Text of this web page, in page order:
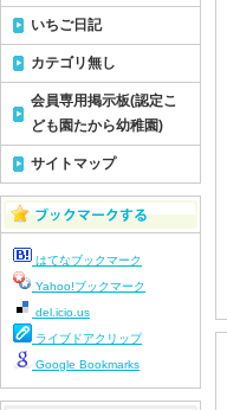
いちご日記
カテゴリ無し
会員専用掲示板(認定こ
ども園たから幼稚園)
サイトマップ
はてなブックマーク
Yahoo!ブックマーク
del.icio.us
ライブドアクリップ
Google Bookmarks